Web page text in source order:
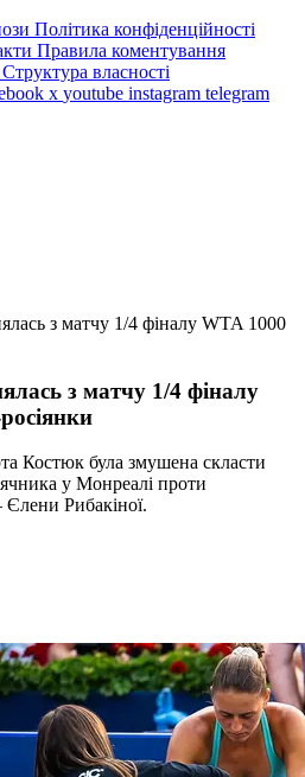
Політика конфіденційності
Правила коментування
Структура власності
x youtube instagram telegram
з матчу 1/4 фіналу WTA 1000
з матчу 1/4 фіналу
Костюк була змушена скласти
у Монреалі проти
Єлени Рибакіної.